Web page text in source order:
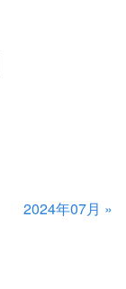
2024年07月 »